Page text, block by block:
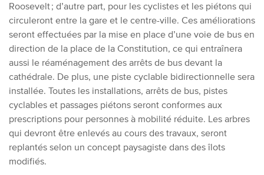
Roosevelt ; d’autre part, pour les cyclistes et les piétons qui
circuleront entre la gare et le centre-ville. Ces améliorations
seront effectuées par la mise en place d’une voie de bus en
direction de la place de la Constitution, ce qui entraînera
aussi le réaménagement des arrêts de bus devant la
cathédrale. De plus, une piste cyclable bidirectionnelle sera
installée. Toutes les installations, arrêts de bus, pistes
cyclables et passages piétons seront conformes aux
prescriptions pour personnes à mobilité réduite. Les arbres
qui devront être enlevés au cours des travaux, seront
replantés selon un concept paysagiste dans des îlots
modifiés.